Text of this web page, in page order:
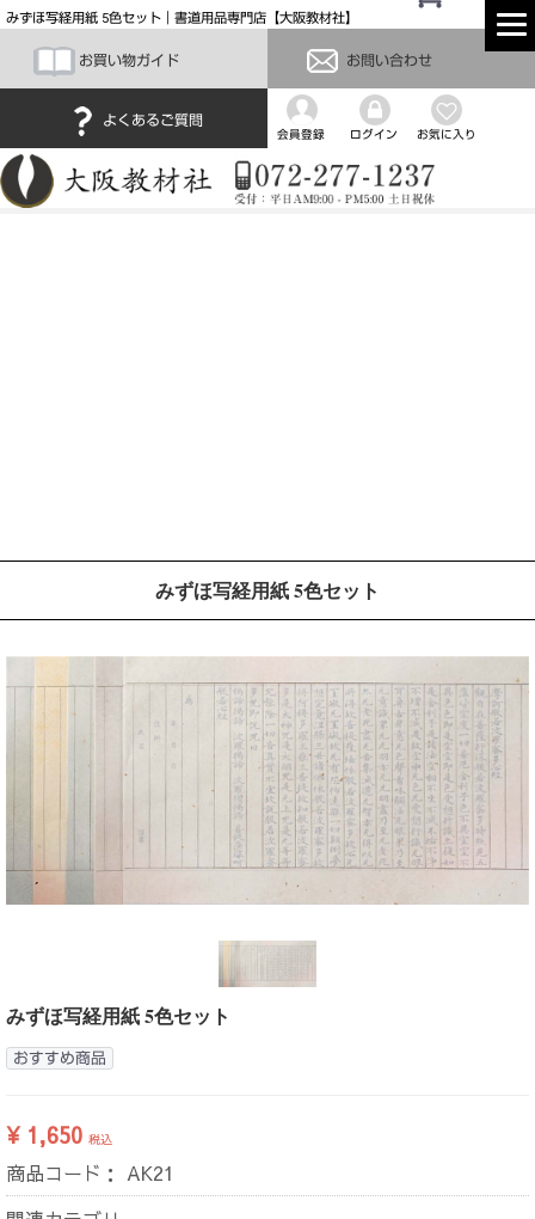
みずほ写経用紙 5色セット｜書道用品専門店【大阪教材社】
お買い物ガイド お問い合わせ
よくあるご質問
会員登録 ログイン お気に入り
みずほ写経用紙 5色セット
みずほ写経用紙 5色セット
おすすめ商品
¥ 1,650 税込
商品コード： AK21